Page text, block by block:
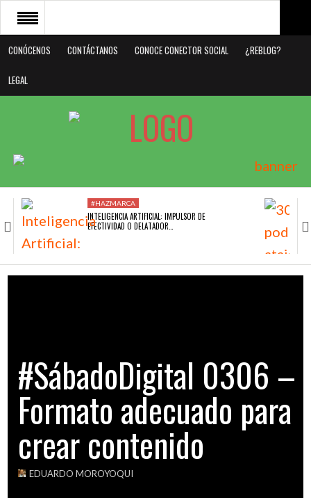
CONÓCENOS CONTÁCTANOS CONOCE CONECTOR SOCIAL ¿REBLOG?
LEGAL
CONOCE CONECTOR SOCIAL
#HAZMARCA
INTELIGENCIA ARTIFICIAL: IMPULSOR DE
EFECTIVIDAD O DELATADOR…
#SábadoDigital 0306 –
Formato adecuado para
crear contenido
EDUARDO MOROYOQUI